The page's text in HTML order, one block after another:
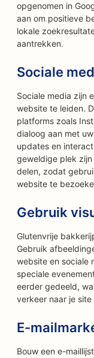
opgenomen in
aan om positieve
lokale
aantrekken.
Sociale
Sociale media zijn
website te leiden.
platforms zoals
dialoog aan met
updates en
geweldige plek
delen, zodat
website te
Gebruik
Glutenvrije
Gebruik
website en sociale
speciale
eerder gedeeld,
verkeer naar je site
E-
Bouw een e-